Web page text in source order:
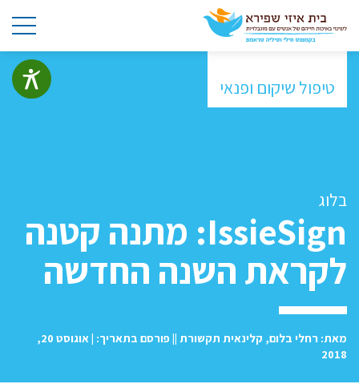
טיפול שיקום ופנאי
בלוג
IssieSign: מתנה קטנה
לקראת השנה החדשה
מאת: רחלי בלום, קלינאית תקשורת || פורסם בתאריך: | אוגוסט 20,
2018